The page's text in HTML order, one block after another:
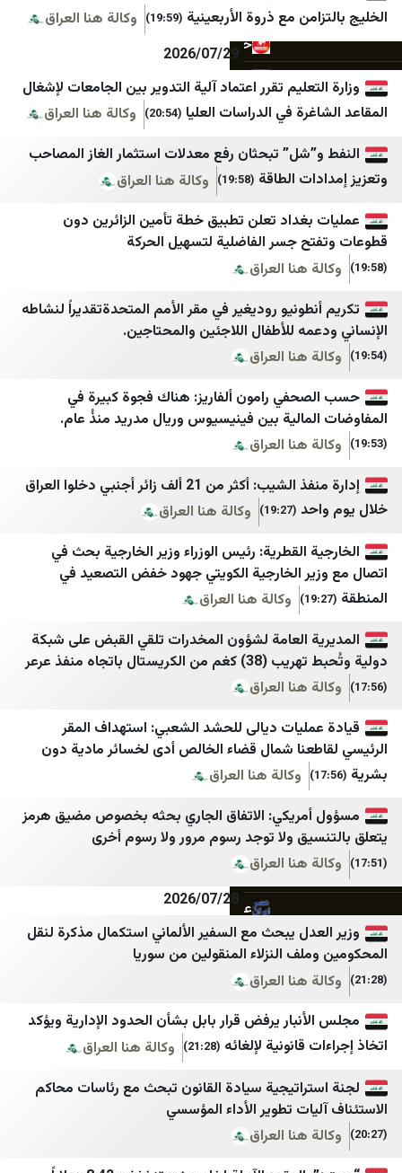
چرک‌نویس مدیا
خانه ملت
خبر فارسی
خبرگزاری اقتصادی ایران
خبرگزاری ایلنا
خبرگزاری بسیج
خبرگزاری حوزه
خبرگزاری خبرآنلاین
خبرگزاری دانشجو
خبرگزاری دفاع مقدس
خبرگزاری رسا
خبرگزاری میزان
خبرگزاری ورزش ایران
درباره پیشخوان
دیپلماسی ایرانی
رادیو فردا
روزنامه آرمان امروز
روزنامه دنیای اقتصاد
رویداد ۲۴
سپاه قدس🇮🇷
سنی آنلاین
شانا
شبستان
شرق
صراط نیوز
فردا
فرید مدرسی
مجاهدین خلق ایران
مجله اینترنتی برترین
مسیح علی‌نژاد
جنگ پژوهی
قدس برس
شبكة راية الإعلامية
وكالة خبر
وكالة سوا الإخبارية
موقع نابلس الاخباري
الوكيل الإخباري
B نيوز
راديو بيت لحم
شبكة فايرل
شبكة وتر الاعلامية
وكالة سند للأنباء
القدس البوصلة
بالغراف
تحقق الفلسطيني
وكالة صدى نيوز
إختيار
Times of Israel
Haaretz
N12
Forbes Israel مغلق كلاود
مع ذروة الأربعينية (19:59)
وكالة هنا العراق
2026/07/29
تقرر اعتماد آلية التدوير بين الجامعات لإشغال
في الدراسات العليا (20:54)
وكالة هنا العراق
تبحثان رفع معدلات استثمار الغاز المصاحب
الطاقة (19:58)
وكالة هنا العراق
تعلن تطبيق خطة تأمين الزائرين دون
جسر الفاضلية لتسهيل الحركة
هنا العراق
روديغير في مقر الأمم المتحدةتقديراً لنشاطه
للأطفال اللاجئين والمحتاجين.
هنا العراق
رامون ألفاريز: هناك فجوة كبيرة في
بين فينيسيوس وريال مدريد منذُ عام.
هنا العراق
إدارة منفذ الشيب: أكثر من 21 ألف زائر أجنبي دخلوا العراق
(19:27)
وكالة هنا العراق
القطرية: رئيس الوزراء وزير الخارجية بحث في
الخارجية الكويتي جهود خفض التصعيد في
وكالة هنا العراق
العامة لشؤون المخدرات تلقي القبض على شبكة
باتجاه منفذ عرعر
هنا العراق
ديالى للحشد الشعبي: استهداف المقر
شمال قضاء الخالص أدى لخسائر مادية دون
وكالة هنا العراق
الاتفاق الجاري بحثه بخصوص مضيق هرمز
ولا توجد رسوم مرور ولا رسوم أخرى
هنا العراق
2026/07/28
يبحث مع السفير الألماني استكمال مذكرة لنقل
النزلاء المنقولين من سوريا
هنا العراق
يرفض قرار بابل بشأن الحدود الإدارية ويؤكد
لإلغائه (21:28)
وكالة هنا العراق
سيادة القانون تبحث مع رئاسات محاكم
تطوير الأداء المؤسسي
هنا العراق